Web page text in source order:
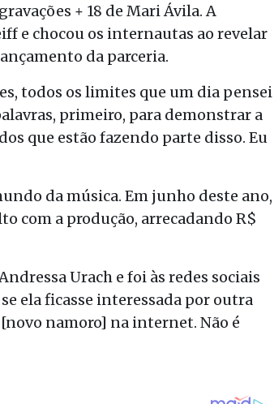
+ 18 de Mari Ávila. A
e chocou os internautas ao revelar
da parceria.
todos os limites que um dia pensei
primeiro, para demonstrar a
que estão fazendo parte disso. Eu
da música. Em junho deste ano,
com a produção, arrecadando R$
Urach e foi às redes sociais
ela ficasse interessada por outra
namoro] na internet. Não é